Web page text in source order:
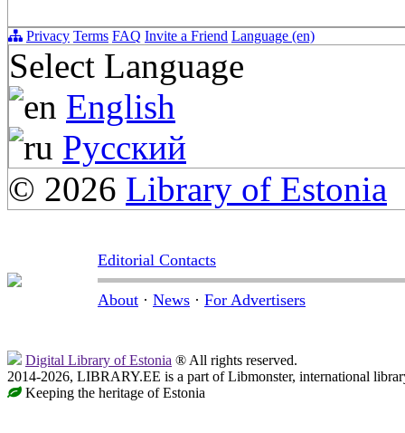
Privacy Terms FAQ Invite a Friend Language (en)
Select Language
English
Русский
© 2026 Library of Estonia
Editorial Contacts
About · News · For Advertisers
Digital Library of Estonia ® All rights reserved.
2014-2026, LIBRARY.EE is a part of Libmonster, international
Keeping the heritage of Estonia